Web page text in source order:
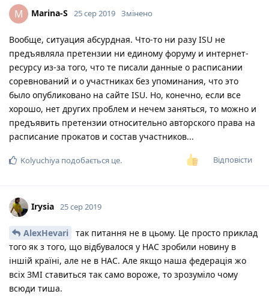
M Marina-S 25 сер 2019 Змінено
Вообще, ситуация абсурдная. Что-то ни разу ISU не
предъявляла претензии ни единому форуму и интернет-
ресурсу из-за того, что те писали данные о расписании
соревнований и о участниках без упоминания, что это
было опубликовано на сайте ISU. Но, конечно, если все
хорошо, нет других проблем и нечем заняться, то можно и
предъявить претензии относительно авторского права на
расписание прокатов и состав участников...
Відповісти
Kolyuchiya подобається це.
Irysia 25 сер 2019
AlexHevari
так питання не в цьому. Це просто приклад
того як з того, що відбувалося у НАС зробили новину в
іншій країні, але не в НАС. Але якщо наша федерація жо
всіх ЗМІ ставиться так само вороже, то зрозуміло чому
всюди тиша.